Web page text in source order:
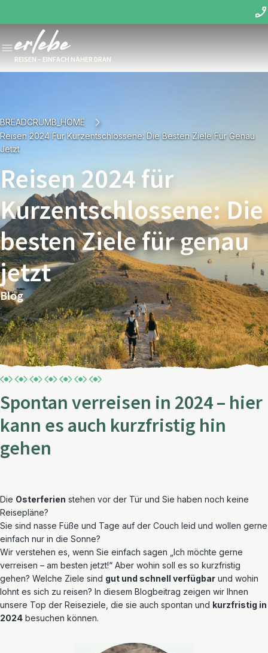
REISEN – EINFACH NÄHER DRAN
BREADCRUMB_HOME
Reisen 2024 Für Kurzentschlossene: Die Besten Ziele Für Genau
Jetzt
Reisen 2024 für
Kurzentschlossene: Die
besten Ziele für genau
jetzt
Blog
Spontan verreisen in 2024 – hier
kann es auch kurzfristig hin
gehen
Die Osterferien stehen vor der Tür und Sie haben noch keine
Reisepläne?
Sie sind nasse Füße und Tage auf der Couch leid und wollen gerne
einfach nur in die Sonne?
Wir verstehen es, wenn Sie einfach sagen „Ich möchte gerne
verreisen – am besten jetzt!“ Aber wohin soll es so kurzfristig
gehen? Welche Ziele sind gut und schnell verfügbar und wohin
lohnt es sich zu reisen? In diesem Blogbeitrag zeigen wir Ihnen
unsere Top der Reiseziele, die sie auch spontan und kurzfristig in
2024 besuchen können.